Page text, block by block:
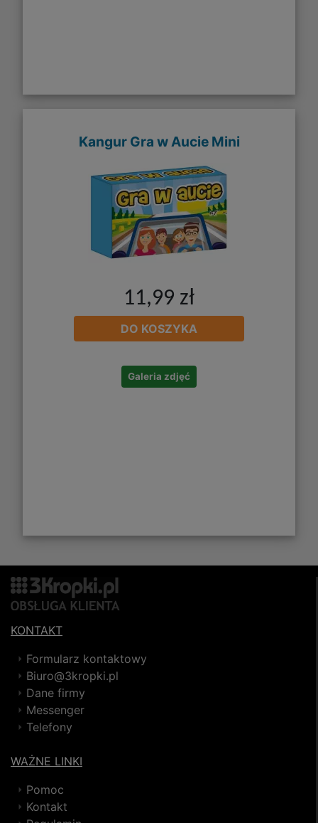
Kangur Gra w Aucie Mini
11,99 zł
DO KOSZYKA
Galeria zdjęć
KONTAKT
Formularz kontaktowy
Biuro@3kropki.pl
Dane firmy
Messenger
Telefony
WAŻNE LINKI
Pomoc
Kontakt